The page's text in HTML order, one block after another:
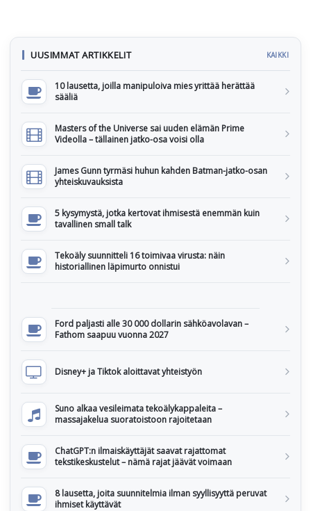
UUSIMMAT ARTIKKELIT KAIKKI
10 lausetta, joilla manipuloiva mies yrittää herättää
sääliä
Masters of the Universe sai uuden elämän Prime
Videolla – tällainen jatko-osa voisi olla
James Gunn tyrmäsi huhun kahden Batman-jatko-osan
yhteiskuvauksista
5 kysymystä, jotka kertovat ihmisestä enemmän kuin
tavallinen small talk
Tekoäly suunnitteli 16 toimivaa virusta: näin
historiallinen läpimurto onnistui
Ford paljasti alle 30 000 dollarin sähköavolavan –
Fathom saapuu vuonna 2027
Disney+ ja Tiktok aloittavat yhteistyön
Suno alkaa vesileimata tekoälykappaleita –
massajakelua suoratoistoon rajoitetaan
ChatGPT:n ilmaiskäyttäjät saavat rajattomat
tekstikeskustelut – nämä rajat jäävät voimaan
8 lausetta, joita suunnitelmia ilman syyllisyyttä peruvat
ihmiset käyttävät